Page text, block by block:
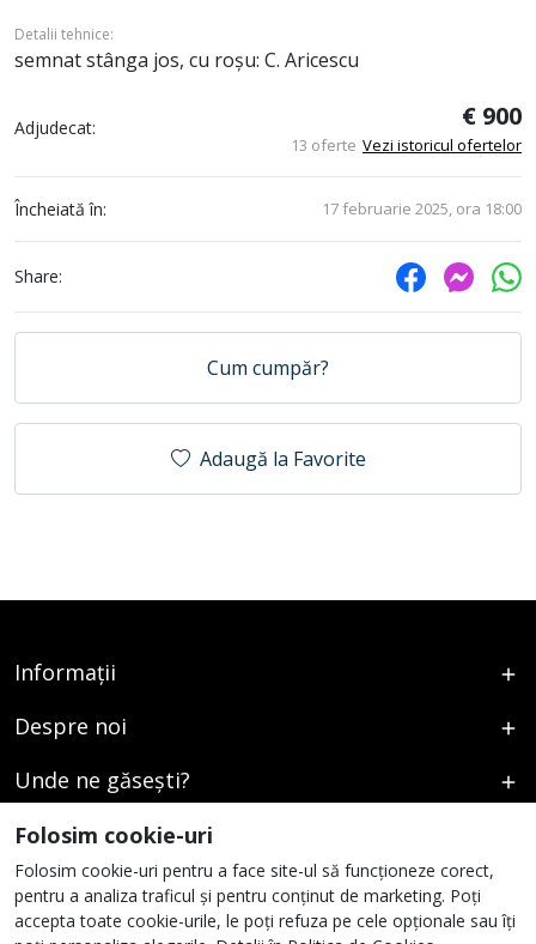
Detalii tehnice:
semnat stânga jos, cu roșu: C. Aricescu
Adjudecat: € 900
13 oferte Vezi istoricul ofertelor
Încheiată în: 17 februarie 2025, ora 18:00
Share:
Cum cumpăr?
Adaugă la Favorite
Informații
Despre noi
Unde ne găsești?
Urmați-ne
Folosim cookie-uri
Folosim cookie-uri pentru a face site-ul să funcționeze corect,
pentru a analiza traficul și pentru conținut de marketing. Poți
accepta toate cookie-urile, le poți refuza pe cele opționale sau îți